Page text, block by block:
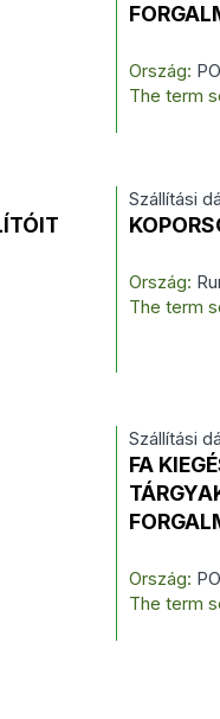
Ország:
The term
Szállítási
Ország:
The term
Szállítási
FA
Ország:
The term